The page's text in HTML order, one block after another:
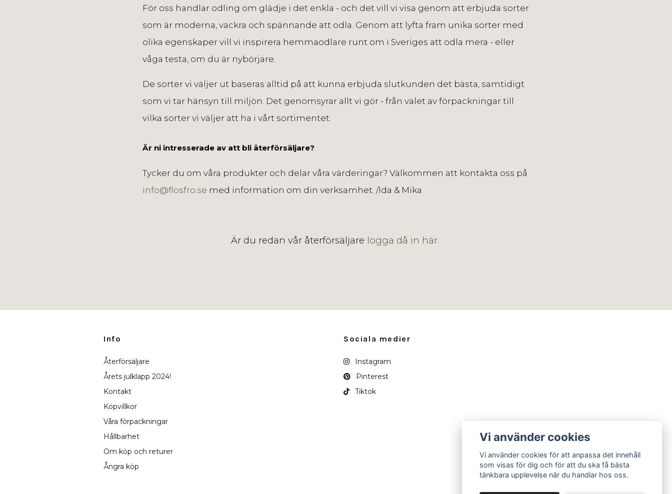
För oss handlar odling om glädje i det enkla - och det vill vi visa genom att erbjuda sorter
som är moderna, vackra och spännande att odla. Genom att lyfta fram unika sorter med
olika egenskaper vill vi inspirera hemmaodlare runt om i Sveriges att odla mera - eller
våga testa, om du är nybörjare.
De sorter vi väljer ut baseras alltid på att kunna erbjuda slutkunden det bästa, samtidigt
som vi tar hänsyn till miljön. Det genomsyrar allt vi gör - från valet av förpackningar till
vilka sorter vi väljer att ha i vårt sortimentet.
Är ni intresserade av att bli återförsäljare?
Tycker du om våra produkter och delar våra värderingar? Välkommen att kontakta oss på
info@flosfro.se med information om din verksamhet. /Ida & Mika
Är du redan vår återförsäljare logga då in här.
Info
Återförsäljare
Årets julklapp 2024!
Kontakt
Köpvillkor
Våra förpackningar
Hållbarhet
Om köp och returer
Ångra köp
Sociala medier
Instagram
Pinterest
Tiktok
Vi använder cookies
Vi använder cookies för att anpassa det innehåll
som visas för dig och för att du ska få bästa
tänkbara upplevelse när du handlar hos oss.